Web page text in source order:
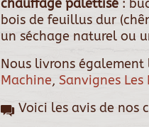
chauffage palettisé :
bois de feuillus dur
un séchage naturel ou
Nous livrons également
Machine, Sanvignes Les
Voici les avis de nos